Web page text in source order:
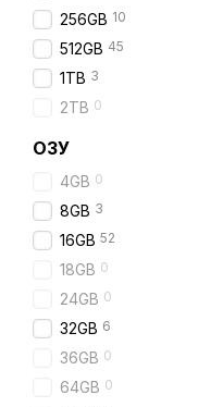
256GB 10
512GB 45
1TB 3
2TB 0
ОЗУ
4GB 0
8GB 3
16GB 52
18GB 0
24GB 0
32GB 6
36GB 0
64GB 0